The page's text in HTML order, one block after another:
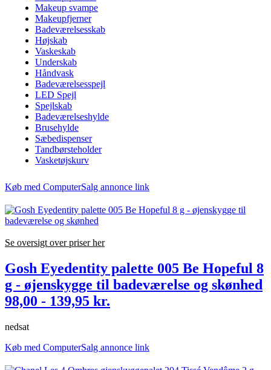
Makeup svampe
Makeupfjerner
Badeværelsesskab
Højskab
Vaskeskab
Underskab
Håndvask
Badeværelsesspejl
LED Spejl
Spejlskab
Badeværelseshylde
Brusehylde
Sæbedispenser
Tandbørsteholder
Vasketøjskurv
Køb med ComputerSalg annonce link
Se oversigt over priser her
Gosh Eyedentity palette 005 Be Hopeful 8
g - øjenskygge til badeværelse og skønhed
98,00 - 139,95 kr.
nedsat
Køb med ComputerSalg annonce link